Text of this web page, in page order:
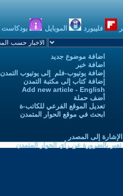
فليبورد الموبايل بودكاست
اضافة موضوع جديد
اضافة خبر
إضافة يوتيوب-فلم إلى يوتيوب التمدن
إضافة كتاب إلى مكتبة التمدن
Add new article - English
أضف حملة
تعديل الموقع الفرعي للكاتب-ة
ابحث في موقع الحوار المتمدن
إلى المصدر
تعبر بالضرورة عن رأي الحوار المتمدن